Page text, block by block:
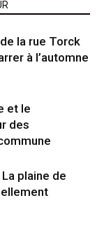
la rue Torck
à l’automne
et le
des
plaine de